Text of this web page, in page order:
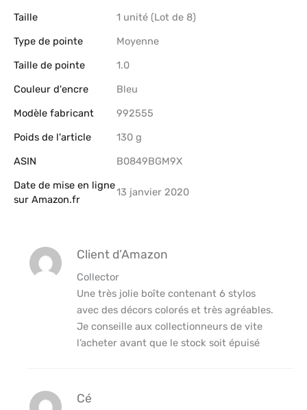
Taille
‎1 unité (Lot de 8)
Type de pointe
‎Moyenne
Taille de pointe
‎1.0
Couleur d'encre
‎Bleu
Modèle fabricant
‎992555
Poids de l'article
‎130 g
ASIN
B0849BGM9X
Date de mise en ligne
sur Amazon.fr
13 janvier 2020
Client d’Amazon
Collector
Une très jolie boîte contenant 6 stylos
avec des décors colorés et très agréables.
Je conseille aux collectionneurs de vite
l’acheter avant que le stock soit épuisé
Cé